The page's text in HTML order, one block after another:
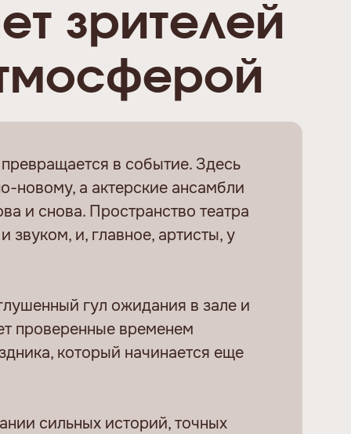
зрителей
в событие. Здесь
новому, а актерские ансамбли
и снова. Пространство театра
и, главное, артисты, у
гул ожидания в зале и
проверенные временем
который начинается еще
сильных историй, точных